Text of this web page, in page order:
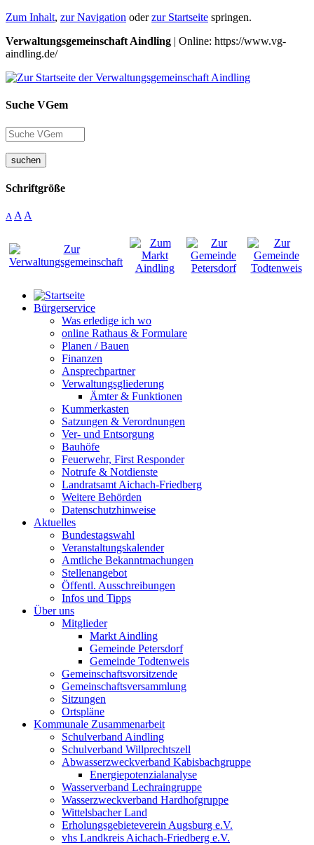
Zum Inhalt, zur Navigation oderzur Startseite springen.
Verwaltungsgemeinschaft Aindling | Online: https://www.vg-
aindling.de/
Suche VGem
suchen
Schriftgröße
A A A
Bürgerservice
Was erledige ich wo
online Rathaus & Formulare
Planen / Bauen
Finanzen
Ansprechpartner
Verwaltungsgliederung
Ämter & Funktionen
Kummerkasten
Satzungen & Verordnungen
Ver- und Entsorgung
Bauhöfe
Feuerwehr, First Responder
Notrufe & Notdienste
Landratsamt Aichach-Friedberg
Weitere Behörden
Datenschutzhinweise
Aktuelles
Bundestagswahl
Veranstaltungskalender
Amtliche Bekanntmachungen
Stellenangebot
Öffentl. Ausschreibungen
Infos und Tipps
Über uns
Mitglieder
Markt Aindling
Gemeinde Petersdorf
Gemeinde Todtenweis
Gemeinschaftsvorsitzende
Gemeinschaftsversammlung
Sitzungen
Ortspläne
Kommunale Zusammenarbeit
Schulverband Aindling
Schulverband Willprechtszell
Abwasserzweckverband Kabisbachgruppe
Energiepotenzialanalyse
Wasserverband Lechraingruppe
Wasserzweckverband Hardhofgruppe
Wittelsbacher Land
Erholungsgebieteverein Augsburg e.V.
vhs Landkreis Aichach-Friedberg e.V.